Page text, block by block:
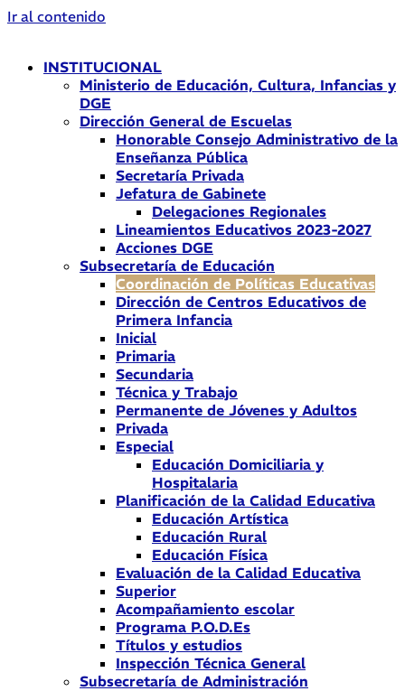
Ir al contenido
INSTITUCIONAL
Ministerio de Educación, Cultura, Infancias y
DGE
Dirección General de Escuelas
Honorable Consejo Administrativo de la
Enseñanza Pública
Secretaría Privada
Jefatura de Gabinete
Delegaciones Regionales
Lineamientos Educativos 2023-2027
Acciones DGE
Subsecretaría de Educación
Coordinación de Políticas Educativas
Dirección de Centros Educativos de
Primera Infancia
Inicial
Primaria
Secundaria
Técnica y Trabajo
Permanente de Jóvenes y Adultos
Privada
Especial
Educación Domiciliaria y
Hospitalaria
Planificación de la Calidad Educativa
Educación Artística
Educación Rural
Educación Física
Evaluación de la Calidad Educativa
Superior
Acompañamiento escolar
Programa P.O.D.Es
Títulos y estudios
Inspección Técnica General
Subsecretaría de Administración